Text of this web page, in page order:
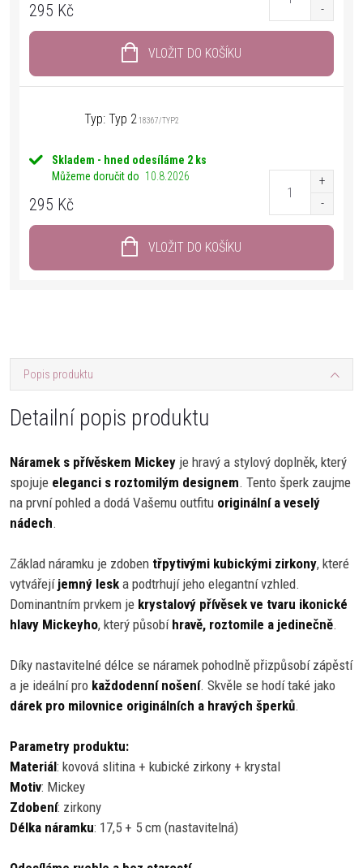
295 Kč
VLOŽIT DO KOŠÍKU
Typ: Typ 218367/TYP2
Skladem - hned odesíláme 2 ks
Můžeme doručit do 10.8.2026
295 Kč
VLOŽIT DO KOŠÍKU
Popis produktu
Detailní popis produktu
Náramek s přívěskem Mickey je hravý a stylový doplněk, který
spojuje eleganci s roztomilým designem. Tento šperk zaujme
na první pohled a dodá Vašemu outfitu originální a veselý
nádech.
Základ náramku je zdoben třpytivými kubickými zirkony, které
vytvářejí jemný lesk a podtrhují jeho elegantní vzhled.
Dominantním prvkem je krystalový přívěsek ve tvaru ikonické
hlavy Mickeyho, který působí hravě, roztomile a jedinečně.
Díky nastavitelné délce se náramek pohodlně přizpůsobí zápěstí
a je ideální pro každodenní nošení. Skvěle se hodí také jako
dárek pro milovnice originálních a hravých šperků.
Parametry produktu:
Materiál: kovová slitina + kubické zirkony + krystal
Motiv: Mickey
Zdobení: zirkony
Délka náramku: 17,5 + 5 cm (nastavitelná)